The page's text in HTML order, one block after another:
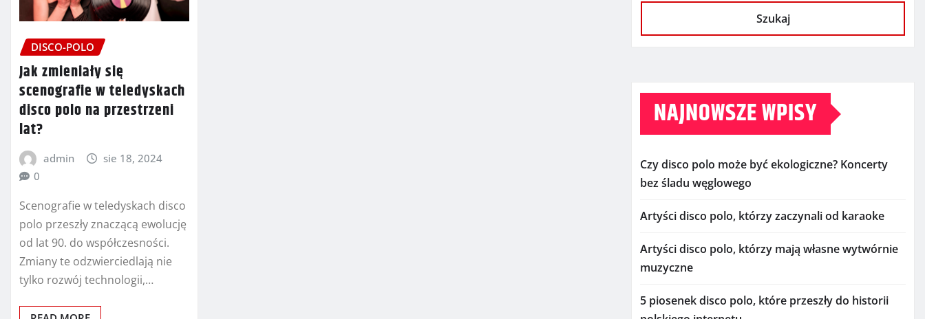
DISCO-POLO
Jak zmieniały się
scenografie w teledyskach
disco polo na przestrzeni
lat?
admin
sie 18, 2024
0
Scenografie w teledyskach disco
polo przeszły znaczącą ewolucję
od lat 90. do współczesności.
Zmiany te odzwierciedlają nie
tylko rozwój technologii,…
Szukaj
NAJNOWSZE WPISY
Czy disco polo może być ekologiczne? Koncerty
bez śladu węglowego
Artyści disco polo, którzy zaczynali od karaoke
Artyści disco polo, którzy mają własne wytwórnie
muzyczne
5 piosenek disco polo, które przeszły do historii